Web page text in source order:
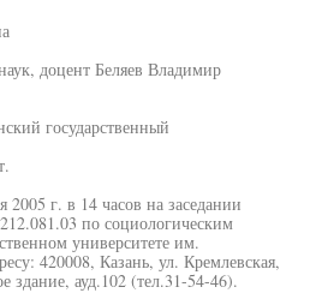
доцент Беляев Владимир
государственный
2005 г. в 14 часов на заседании
по социологическим
университете им.
420008, Казань, ул. Кремлевская,
здание, ауд.102 (тел.31-54-46).